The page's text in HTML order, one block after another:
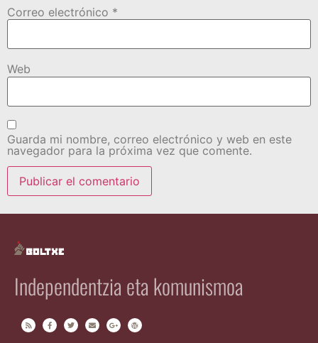
Correo electrónico *
Web
Guarda mi nombre, correo electrónico y web en este
navegador para la próxima vez que comente.
Independentzia eta komunismoa